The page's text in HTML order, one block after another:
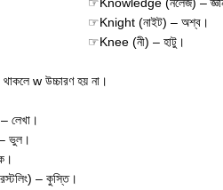
☞Knight (নাইট) – অশ্ব।
☞Knee (নী) – হাটু।
w উচ্চারণ হয় না।
লেখা।
ভুল।
– কুস্তি।